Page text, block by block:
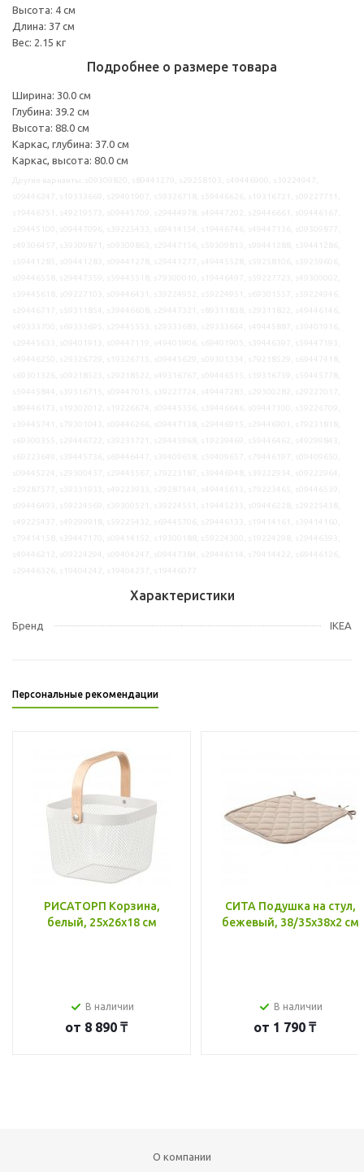
Высота: 4 см
Длина: 37 см
Вес: 2.15 кг
Подробнее о размере товара
Ширина: 30.0 см
Глубина: 39.2 см
Высота: 88.0 см
Каркас, глубина: 37.0 см
Каркас, высота: 80.0 см
Характеристики
Бренд IKEA
Персональные рекомендации
РИСАТОРП Корзина,
белый, 25x26x18 см
В наличии
от 8 890 ₸
СИТА Подушка на стул,
бежевый, 38/35x38x2 см
В наличии
от 1 790 ₸
О компании